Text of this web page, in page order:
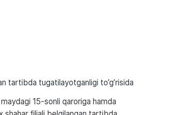
tartibda tugatilayotganligi to’g’risida
15-sonli qaroriga hamda